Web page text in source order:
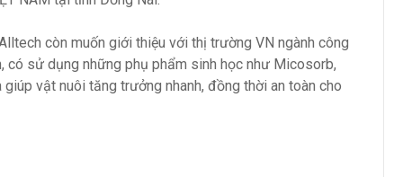
còn muốn giới thiệu với thị trường VN ngành công
có sử dụng những phụ phẩm sinh học như Micosorb,
vật nuôi tăng trưởng nhanh, đồng thời an toàn cho